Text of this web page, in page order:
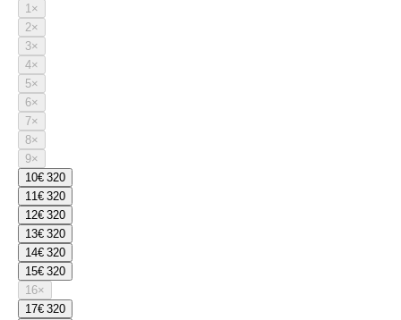
1×
2×
3×
4×
5×
6×
7×
8×
9×
10€ 320
11€ 320
12€ 320
13€ 320
14€ 320
15€ 320
16×
17€ 320